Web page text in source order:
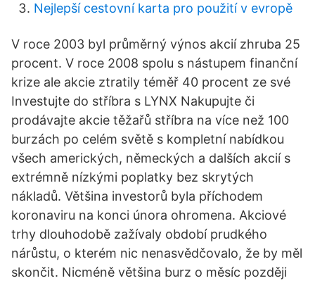
Nejlepší cestovní karta pro použití v evropě
V roce 2003 byl průměrný výnos akcií zhruba 25
procent. V roce 2008 spolu s nástupem finanční
krize ale akcie ztratily téměř 40 procent ze své
Investujte do stříbra s LYNX Nakupujte či
prodávajte akcie těžařů stříbra na více než 100
burzách po celém světě s kompletní nabídkou
všech amerických, německých a dalších akcií s
extrémně nízkými poplatky bez skrytých
nákladů. Většina investorů byla příchodem
koronaviru na konci února ohromena. Akciové
trhy dlouhodobě zažívaly období prudkého
nárůstu, o kterém nic nenasvědčovalo, že by měl
skončit. Nicméně většina burz o měsíc později